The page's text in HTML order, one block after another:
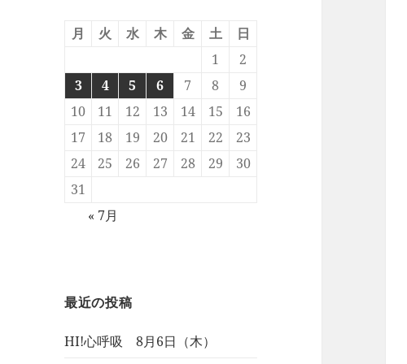
月 火 水 木 金 土
日
1
2
3
4 5 6 7 8
9
10
11 12 13 14 15
16
17
18 19 20 21 22
23
24
25 26 27 28 29
30
31
« 7月
最近の投稿
HI!心呼吸 8月6日（木）